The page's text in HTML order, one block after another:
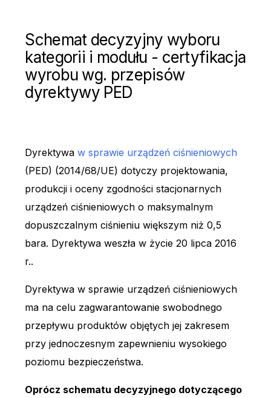
Schemat decyzyjny wyboru
kategorii i modułu - certyfikacja
wyrobu wg. przepisów
dyrektywy PED
Dyrektywaw sprawie urządzeń ciśnieniowych
(PED) (2014/68/UE) dotyczy projektowania,
produkcji i oceny zgodności stacjonarnych
urządzeń ciśnieniowych o maksymalnym
dopuszczalnym ciśnieniu większym niż 0,5
bara. Dyrektywa weszła w życie 20 lipca 2016
r..
Dyrektywa w sprawie urządzeń ciśnieniowych
ma na celu zagwarantowanie swobodnego
przepływu produktów objętych jej zakresem
przy jednoczesnym zapewnieniu wysokiego
poziomu bezpieczeństwa.
Oprócz schematu decyzyjnego dotyczącego